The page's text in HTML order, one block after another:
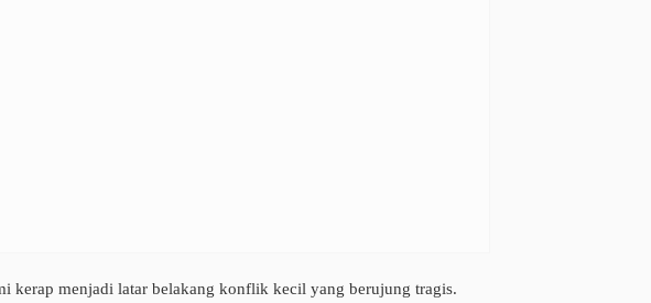
kerap menjadi latar belakang konflik kecil yang berujung tragis.